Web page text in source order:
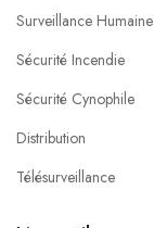
Surveillance Humaine
Sécurité Incendie
Sécurité Cynophile
Distribution
Télésurveillance